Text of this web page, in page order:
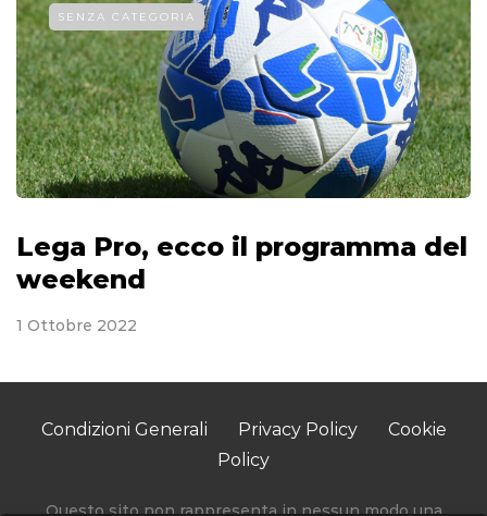
SENZA CATEGORIA
Lega Pro, ecco il programma del
weekend
1 Ottobre 2022
Condizioni Generali Privacy Policy
Cookie
Policy
Questo sito non rappresenta in nessun modo una